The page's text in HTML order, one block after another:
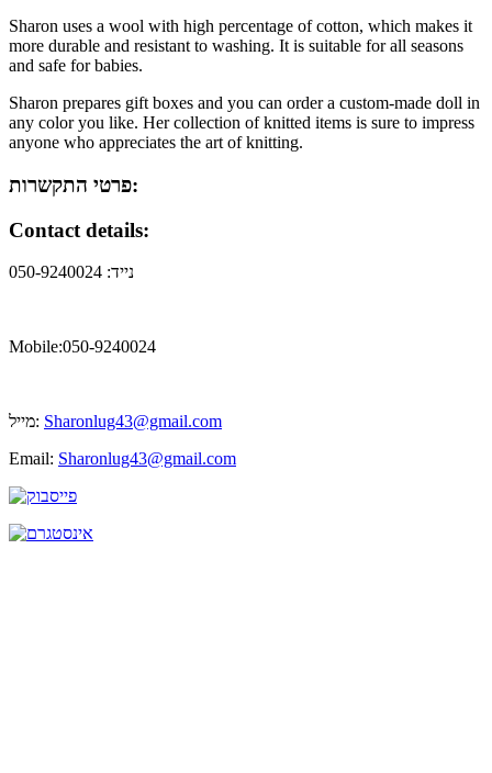
Sharon uses a wool with high percentage of cotton, which makes it
more durable and resistant to washing. It is suitable for all seasons
and safe for babies.
Sharon prepares gift boxes and you can order a custom-made doll in
any color you like. Her collection of knitted items is sure to impress
anyone who appreciates the art of knitting.
פרטי התקשרות:
Contact details:
נייד: 050-9240024
Mobile:050-9240024
מייל: Sharonlug43@gmail.com
Email: Sharonlug43@gmail.com